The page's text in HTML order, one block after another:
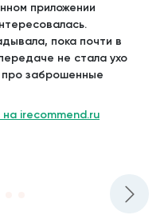
приложении
пока почти в
не стала ухо
заброшенные
irecommend.ru